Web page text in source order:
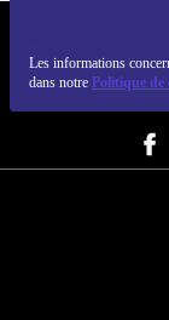
Les informations
dans notre Politique